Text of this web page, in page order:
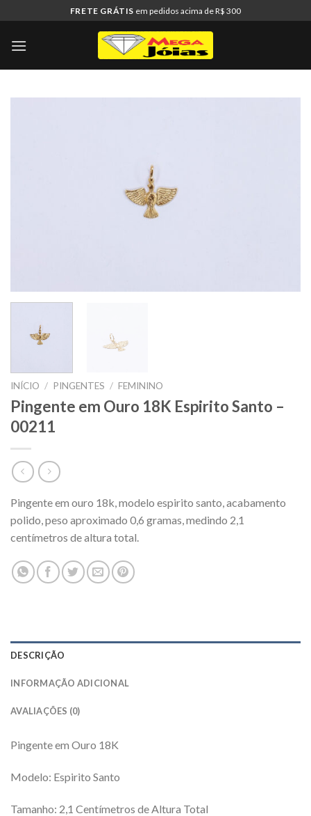
to
content
FRETE GRÁTIS em pedidos acima de R$ 300
INÍCIO / PINGENTES / FEMININO
Pingente em Ouro 18K Espirito Santo –
00211
Pingente em ouro 18k, modelo espirito santo, acabamento
polido, peso aproximado 0,6 gramas, medindo 2,1
centímetros de altura total.
DESCRIÇÃO
INFORMAÇÃO ADICIONAL
AVALIAÇÕES (0)
Pingente em Ouro 18K
Modelo: Espirito Santo
Tamanho: 2,1 Centímetros de Altura Total